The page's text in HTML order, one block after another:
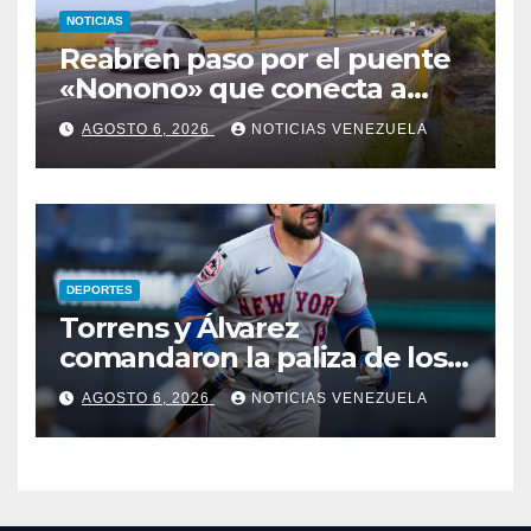
NOTICIAS
Reabren paso por el puente
«Nonono» que conecta a
Lara con Yaracuy
AGOSTO 6, 2026 NOTICIAS VENEZUELA
DEPORTES
Torrens y Álvarez
comandaron la paliza de los
Mets
AGOSTO 6, 2026 NOTICIAS VENEZUELA